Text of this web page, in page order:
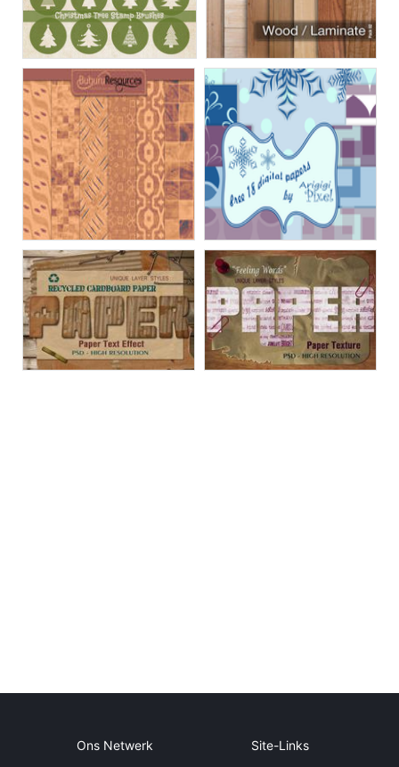
Ons Netwerk Site-Links